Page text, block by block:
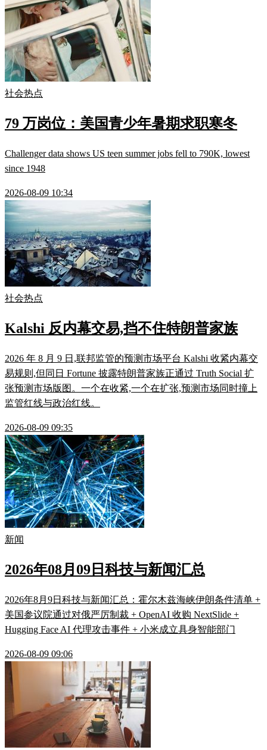
社会热点
79 万岗位：美国青少年暑期求职寒冬
Challenger data shows US teen summer jobs fell to 790K, lowest
since 1948
2026-08-09 10:34
社会热点
Kalshi 反内幕交易,挡不住特朗普家族
2026 年 8 月 9 日,联邦监管的预测市场平台 Kalshi 收紧内幕交
易规则,但同日 Fortune 披露特朗普家族正通过 Truth Social 扩
张预测市场版图。一个在收紧,一个在扩张,预测市场同时撞上
监管红线与政治红线。
2026-08-09 09:35
新闻
2026年08月09日科技与新闻汇总
2026年8月9日科技与新闻汇总：霍尔木兹海峡伊朗条件清单 +
美国参议院通过对俄严厉制裁 + OpenAI 收购 NextSlide +
Hugging Face AI 代理攻击事件 + 小米成立具身智能部门
2026-08-09 09:06